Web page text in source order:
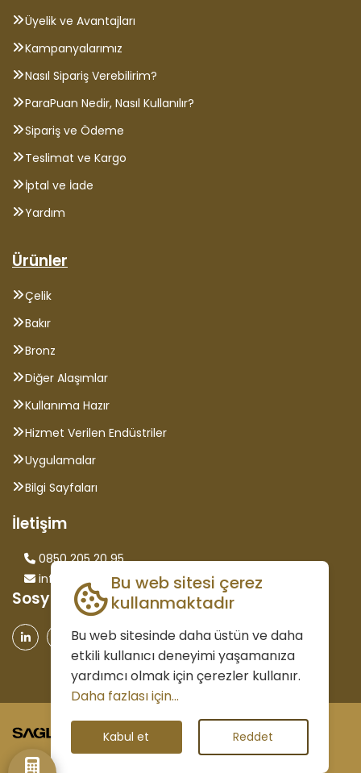
Üyelik ve Avantajları
Kampanyalarımız
Nasıl Sipariş Verebilirim?
ParaPuan Nedir, Nasıl Kullanılır?
Sipariş ve Ödeme
Teslimat ve Kargo
İptal ve İade
Yardım
Ürünler
Çelik
Bakır
Bronz
Diğer Alaşımlar
Kullanıma Hazır
Hizmet Verilen Endüstriler
Uygulamalar
Bilgi Sayfaları
İletişim
0850 205 20 95
info@saglammetal.com
Sosyal Medya
©2026 Tüm Hakları Saklıdır.
Bu web sitesi çerez
kullanmaktadır
Bu web sitesinde daha üstün ve daha
etkili kullanıcı deneyimi yaşamanıza
yardımcı olmak için çerezler kullanır.
Daha fazlası için...
Kabul et Reddet